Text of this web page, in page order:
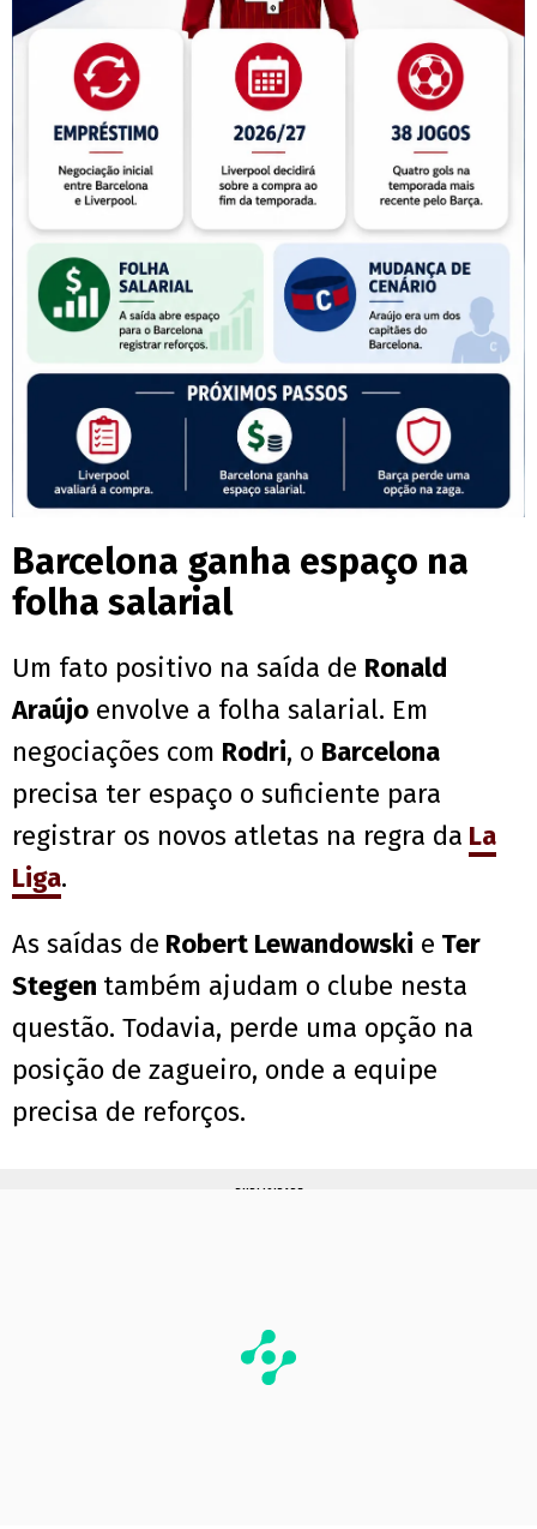
Barcelona ganha espaço na
folha salarial
Um fato positivo na saída de Ronald
Araújo envolve a folha salarial. Em
negociações com Rodri, o Barcelona
precisa ter espaço o suficiente para
registrar os novos atletas na regra da La
Liga.
As saídas de Robert Lewandowski e Ter
Stegen também ajudam o clube nesta
questão. Todavia, perde uma opção na
posição de zagueiro, onde a equipe
precisa de reforços.
PUBLICIDADE